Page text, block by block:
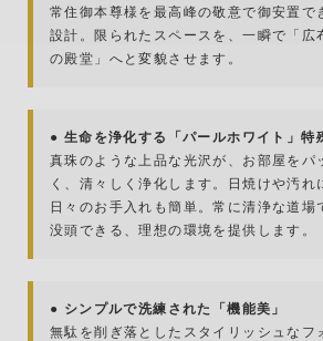
常住御本尊様を最高峰の敬意で御安置で
設計。限られたスペースを、一瞬で「広
の殿堂」へと変貌させます。
● 生命を浄化する「パールホワイト」特
真珠のような上品な光沢が、お部屋をパ
く、清々しく浄化します。日焼けや汚れ
日々のお手入れも簡単。常に清浄な道場
没頭できる、理想の環境を提供します。
● シンプルで洗練された「機能美」
無駄を削ぎ落としたスタイリッシュなフ